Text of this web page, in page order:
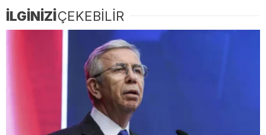
İLGİNİZİÇEKEBİLİR